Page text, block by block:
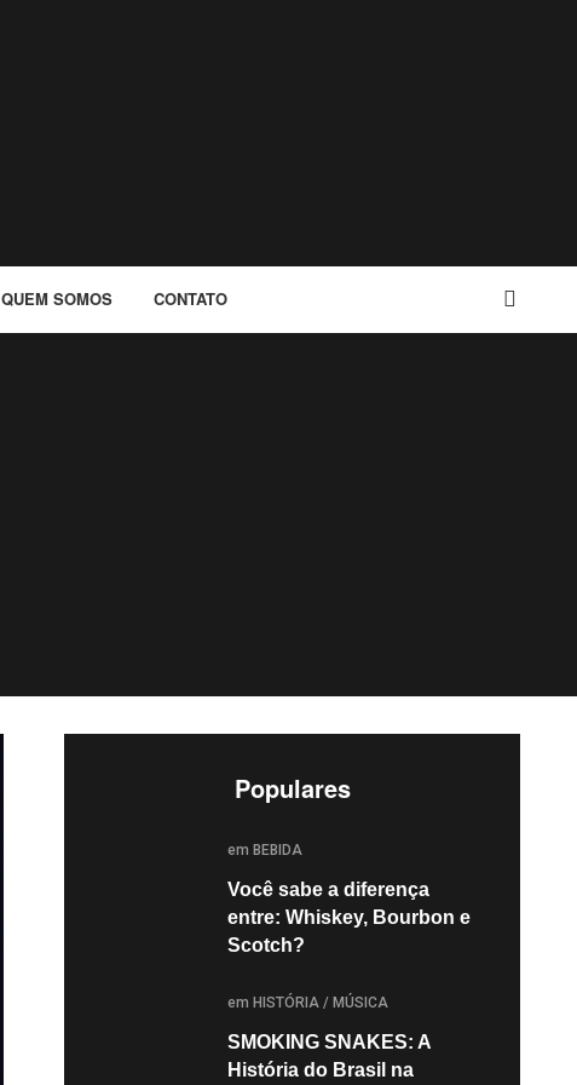
QUEM SOMOS CONTATO
Populares
POSTED
emBEBIDA
Você sabe a diferença
entre: Whiskey, Bourbon e
Scotch?
POSTED
emHISTÓRIA /MÚSICA
SMOKING SNAKES: A
História do Brasil na